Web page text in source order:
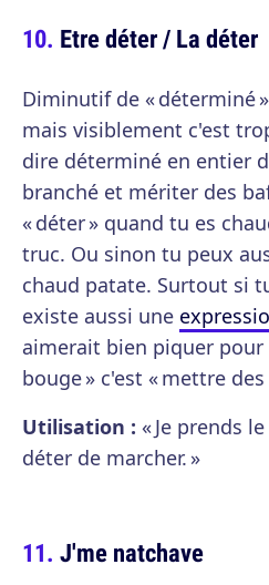
Etre déter / La déter
Diminutif de « déterminé
mais visiblement c'est
dire déterminé en entier
branché et mériter des
« déter » quand tu es
truc. Ou sinon tu peux
chaud patate. Surtout si
existe aussi une
aimerait bien piquer pour
bouge » c'est « mettre
Utilisation : « Je prends
déter de marcher. »
J'me natchave